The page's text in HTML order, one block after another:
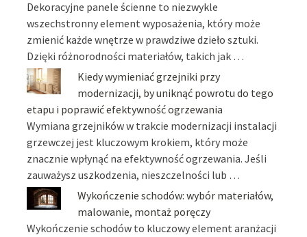
Dekoracyjne panele ścienne to niezwykle
wszechstronny element wyposażenia, który może
zmienić każde wnętrze w prawdziwe dzieło sztuki.
Dzięki różnorodności materiałów, takich jak …
Kiedy wymieniać grzejniki przy
modernizacji, by uniknąć powrotu do tego
etapu i poprawić efektywność ogrzewania
Wymiana grzejników w trakcie modernizacji instalacji
grzewczej jest kluczowym krokiem, który może
znacznie wpłynąć na efektywność ogrzewania. Jeśli
zauważysz uszkodzenia, nieszczelności lub …
Wykończenie schodów: wybór materiałów,
malowanie, montaż poręczy
Wykończenie schodów to kluczowy element aranżacji